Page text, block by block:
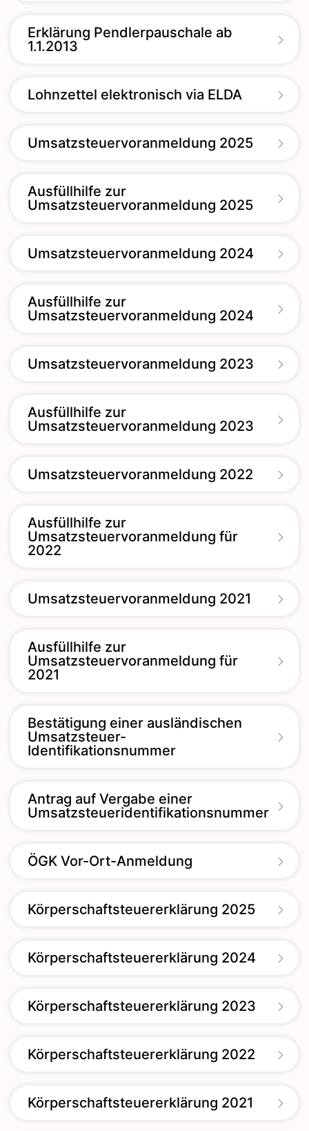
Erklärung Pendlerpauschale ab
1.1.2013
Lohnzettel elektronisch via ELDA
Umsatzsteuervoranmeldung 2025
Ausfüllhilfe zur
Umsatzsteuervoranmeldung 2025
Umsatzsteuervoranmeldung 2024
Ausfüllhilfe zur
Umsatzsteuervoranmeldung 2024
Umsatzsteuervoranmeldung 2023
Ausfüllhilfe zur
Umsatzsteuervoranmeldung 2023
Umsatzsteuervoranmeldung 2022
Ausfüllhilfe zur
Umsatzsteuervoranmeldung für
2022
Umsatzsteuervoranmeldung 2021
Ausfüllhilfe zur
Umsatzsteuervoranmeldung für
2021
Bestätigung einer ausländischen
Umsatzsteuer-
Identifikationsnummer
Antrag auf Vergabe einer
Umsatzsteueridentifikationsnummer
ÖGK Vor-Ort-Anmeldung
Körperschaftsteuererklärung 2025
Körperschaftsteuererklärung 2024
Körperschaftsteuererklärung 2023
Körperschaftsteuererklärung 2022
Körperschaftsteuererklärung 2021